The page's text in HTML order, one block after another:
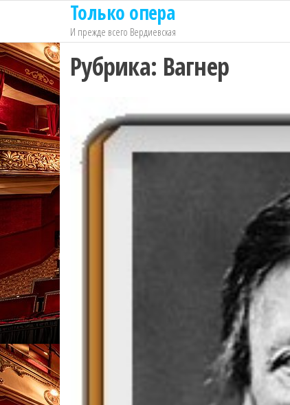
содержимому
Только опера
И прежде всего Вердиевская
Рубрика: Вагнер